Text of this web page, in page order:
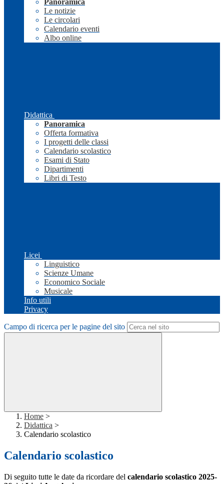
Panoramica
Le notizie
Le circolari
Calendario eventi
Albo online
Didattica
Panoramica
Offerta formativa
I progetti delle classi
Calendario scolastico
Esami di Stato
Dipartimenti
Libri di Testo
Licei
Linguistico
Scienze Umane
Economico Sociale
Musicale
Info utili
Privacy
Campo di ricerca per le pagine del sito
Home >
Didattica >
Calendario scolastico
Calendario scolastico
Di seguito tutte le date da ricordare del calendario scolastico 2025-